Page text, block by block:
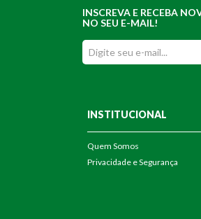
INSCREVA E RECEBA
NO SEU E-MAIL!
INSTITUCIONAL
Quem Somos
Privacidade e Segurança